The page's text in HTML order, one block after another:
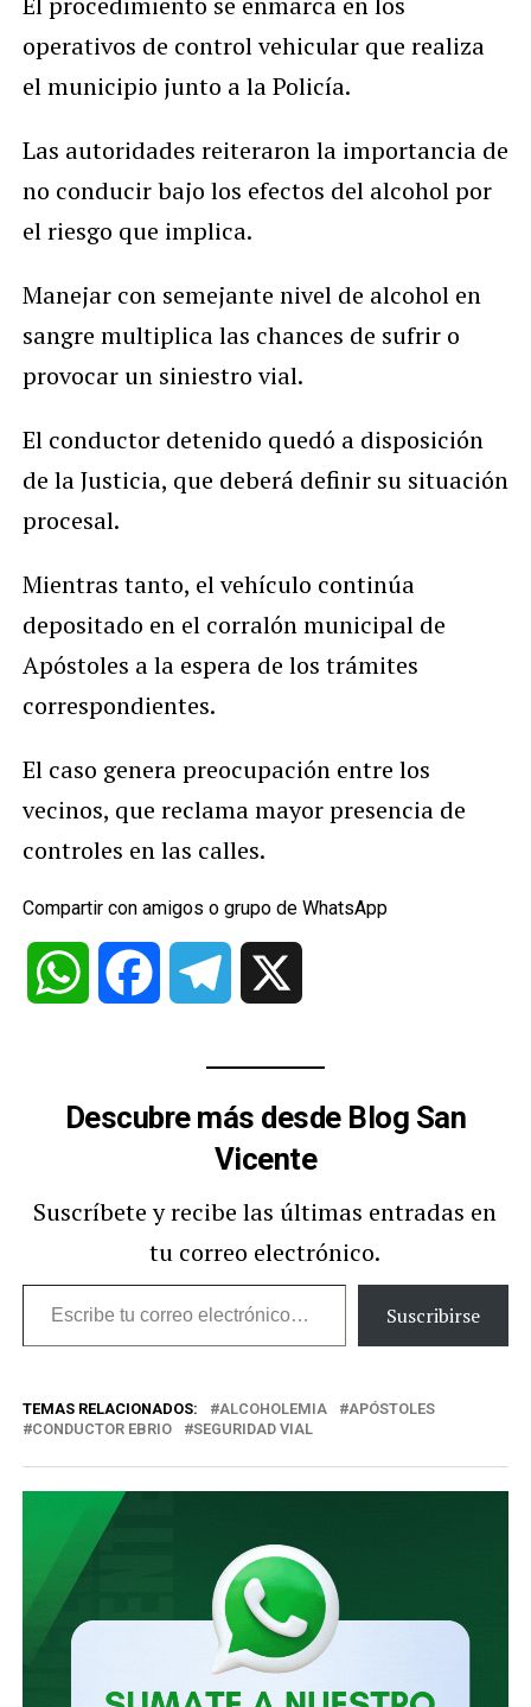
operativos de control vehicular que realiza
el municipio junto a la Policía.
Las autoridades reiteraron la importancia de
no conducir bajo los efectos del alcohol por
el riesgo que implica.
Manejar con semejante nivel de alcohol en
sangre multiplica las chances de sufrir o
provocar un siniestro vial.
El conductor detenido quedó a disposición
de la Justicia, que deberá definir su situación
procesal.
Mientras tanto, el vehículo continúa
depositado en el corralón municipal de
Apóstoles a la espera de los trámites
correspondientes.
El caso genera preocupación entre los
vecinos, que reclama mayor presencia de
controles en las calles.
Compartir con amigos o grupo de WhatsApp
WhatsApp Facebook Telegram
Descubre más desde Blog San
Vicente
Suscríbete y recibe las últimas entradas en
tu correo electrónico.
Escribe
tu
electrónico…
Suscribirse
TEMAS RELACIONADOS: ALCOHOLEMIA
APÓSTOLES
CONDUCTOR EBRIO
SEGURIDAD VIAL